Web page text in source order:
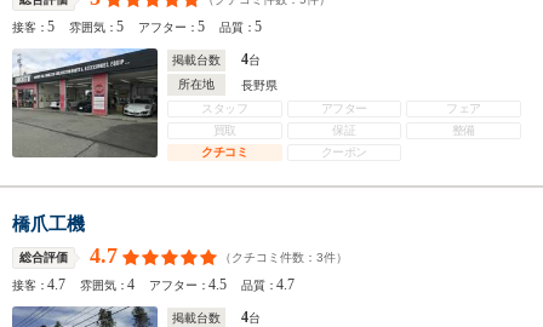
接客：5 雰囲気：5 アフター：5 品質：5
掲載台数 4台
所在地
長野県
スタッフ
アフター
フェア
買取
保証
整備
クチコミ
クーポン
橋爪工機
総合評価 4.7 （クチコミ件数： 3件）
接客：4.7 雰囲気：4 アフター：4.5 品質：4.7
掲載台数 4台